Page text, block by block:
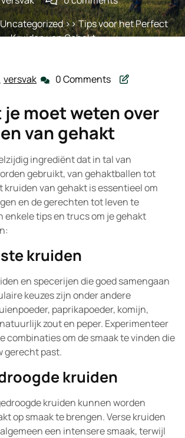
Uncategorized>> Tips voor het Perfect
Kruiden van Gehakt
versvak versvak0 Comments
moet weten over
van gehakt
ingrediënt dat in tal van
gebruikt, van gehaktballen tot
kruiden van gehakt is essentieel om
en de gerechten tot leven te
enkele tips en trucs om je gehakt
kruiden
en specerijen die goed samengaan
keuzes zijn onder andere
paprikapoeder, komijn,
zout en peper. Experimenteer
combinaties om de smaak te vinden die
gerecht past.
kruiden
kruiden kunnen worden
op smaak te brengen. Verse kruiden
een intensere smaak, terwijl